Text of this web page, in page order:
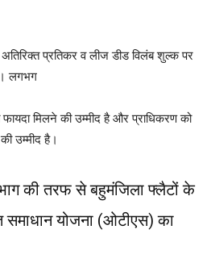
अतिरिक्त प्रतिकर व लीज डीड विलंब शुल्क पर
लगभग
मिलने की उम्मीद है और प्राधिकरण को
उम्मीद है।
की तरफ से बहुमंजिला फ्लैटों के
योजना (ओटीएस) का